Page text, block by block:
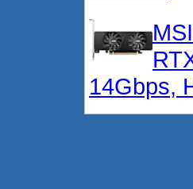
14Gbps,